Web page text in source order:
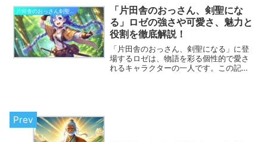
から記事の本文が始まります。片田舎の
おっさん、剣聖になる...
「片田舎のおっさん、剣聖にな
る」ロゼの強さや可愛さ、魅力と
役割を徹底解説！
「片田舎のおっさん、剣聖になる」に登
場するロゼは、物語を彩る個性的で愛さ
れるキャラクターの一人です。この記事